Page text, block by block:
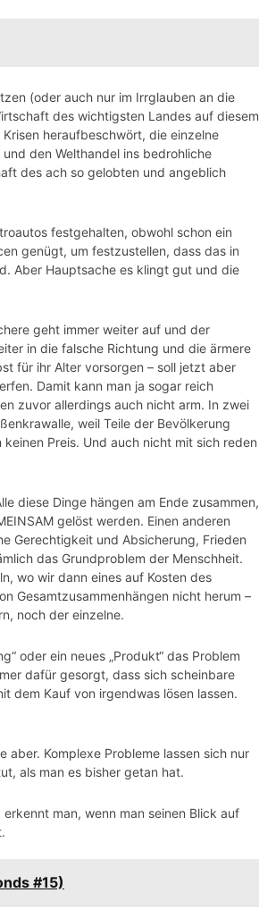
(oder auch nur im Irrglauben an die
des wichtigsten Landes auf diesem
heraufbeschwört, die einzelne
den Welthandel ins bedrohliche
des ach so gelobten und angeblich
festgehalten, obwohl schon ein
genügt, um festzustellen, dass das in
Aber Hauptsache es klingt gut und die
geht immer weiter auf und der
in die falsche Richtung und die ärmere
für ihr Alter vorsorgen – soll jetzt aber
Damit kann man ja sogar reich
zuvor allerdings auch nicht arm. In zwei
weil Teile der Bevölkerung
Preis. Und auch nicht mit sich reden
diese Dinge hängen am Ende zusammen,
gelöst werden. Einen anderen
Gerechtigkeit und Absicherung, Frieden
das Grundproblem der Menschheit.
wo wir dann eines auf Kosten des
Gesamtzusammenhängen nicht herum –
noch der einzelne.
oder ein neues „Produkt“ das Problem
dafür gesorgt, dass sich scheinbare
dem Kauf von irgendwas lösen lassen.
aber. Komplexe Probleme lassen sich nur
als man es bisher getan hat.
man, wenn man seinen Blick auf
#15)